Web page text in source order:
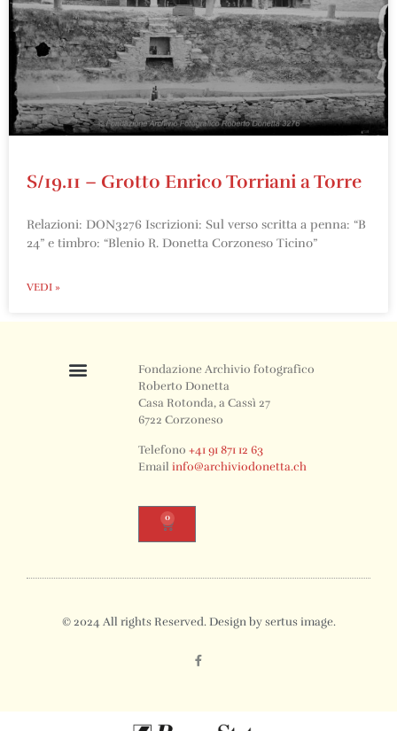
S/19.11 – Grotto Enrico Torriani a Torre
Relazioni: DON3276 Iscrizioni: Sul verso scritta a penna: “B
24” e timbro: “Blenio R. Donetta Corzoneso Ticino”
VEDI »
Fondazione Archivio fotografico
Roberto Donetta
Casa Rotonda, a Cassì 27
6722 Corzoneso
Telefono+41 91 871 12 63
Emailinfo@archiviodonetta.ch
0
© 2024 All rights Reserved. Design by sertus image.